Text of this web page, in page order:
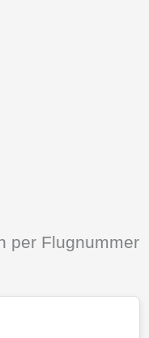
per Flugnummer